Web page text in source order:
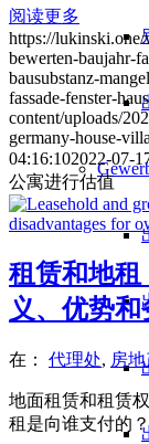
阅读更多
https://
bewerten-baujahr-
bausubstanz-
fassade-fenster-
content/uploads/
germany-house-
04:16:102022-07-
公寓进行估值
租赁和地租
义、优势
在： 代理处, 房
地面租赁和租赁
租是向谁支付的